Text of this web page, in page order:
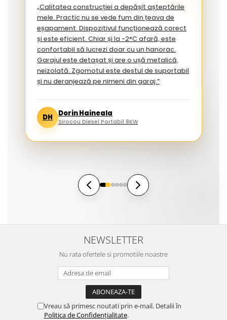
„Calitatea construcției a depășit așteptările
mele. Practic nu se vede fum din țeava de
eșapament. Dispozitivul funcționează corect
și este eficient. Chiar și la -2°C afară, este
confortabil să lucrezi doar cu un hanorac.
Garajul este detașat și are o ușă metalică,
neizolată. Zgomotul este destul de suportabil
și nu deranjează pe nimeni din garaj.”
DH Dorin Haineala
Sirocou Diesel Portabil 8KW
NEWSLETTER
Nu rata ofertele si promotiile noastre
Vreau să primesc noutati prin e-mail. Detalii în
Politica de Confidențialitate.